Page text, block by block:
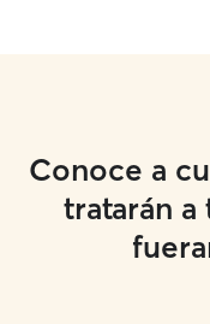
Conoce a
tratarán